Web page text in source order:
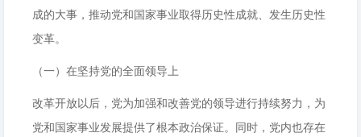
成的大事，推动党和国家事业取得历史性成就、发生历史性
变革。
（一）在坚持党的全面领导上
改革开放以后，党为加强和改善党的领导进行持续努力，为
党和国家事业发展提供了根本政治保证。同时，党内也存在